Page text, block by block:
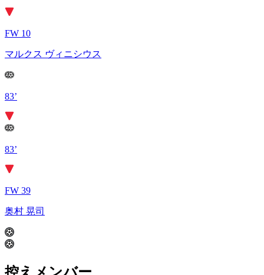
FW 10
マルクス ヴィニシウス
83’
83’
FW 39
奥村 晃司